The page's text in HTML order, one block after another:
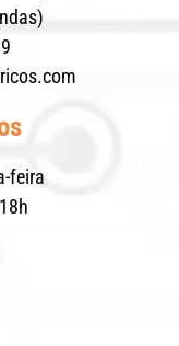
feira